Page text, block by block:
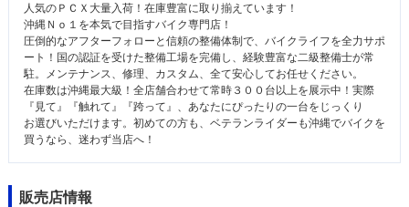
人気のＰＣＸ大量入荷！在庫豊富に取り揃えています！
沖縄Ｎｏ１を本気で目指すバイク専門店！
圧倒的なアフターフォローと信頼の整備体制で、バイクライフを全力サポ
ート！国の認証を受けた整備工場を完備し、経験豊富な二級整備士が常
駐。メンテナンス、修理、カスタム、全て安心してお任せください。
在庫数は沖縄最大級！全店舗合わせて常時３００台以上を展示中！実際
『見て』『触れて』『跨って』、あなたにぴったりの一台をじっくり
お選びいただけます。初めての方も、ベテランライダーも沖縄でバイクを
買うなら、迷わず当店へ！
販売店情報